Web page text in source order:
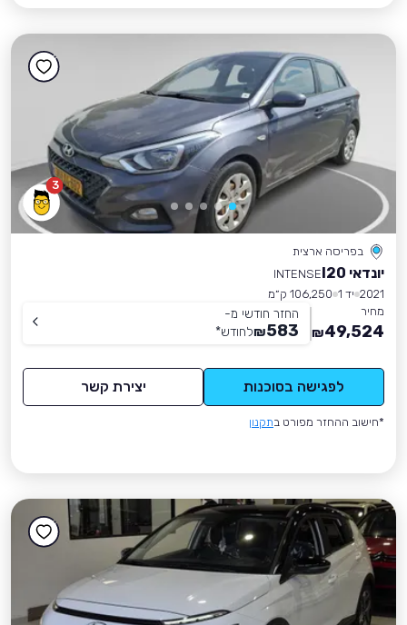
3
בפריסה ארצית
יונדאי I20
INTENSE
2021 יד 1
106,250 ק״מ
מחיר
49,524
₪
החזר חודשי מ-
583
₪לחודש*
לפגישה בסוכנות יצירת קשר
*חישוב ההחזר מפורט בתקנון